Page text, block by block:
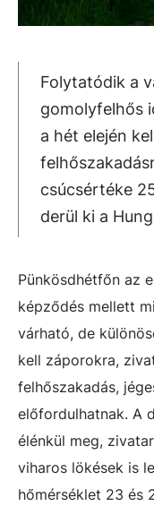
Folytatódik a
gomolyfelhős
a hét elején
csúcsértéke
derül ki a
Pünkösdhétfőn az
képződés mellett
várható, de
kell záporokra,
felhőszakadás,
előfordulhatnak. A
élénkül meg,
viharos lökések is
hőmérséklet 23 és